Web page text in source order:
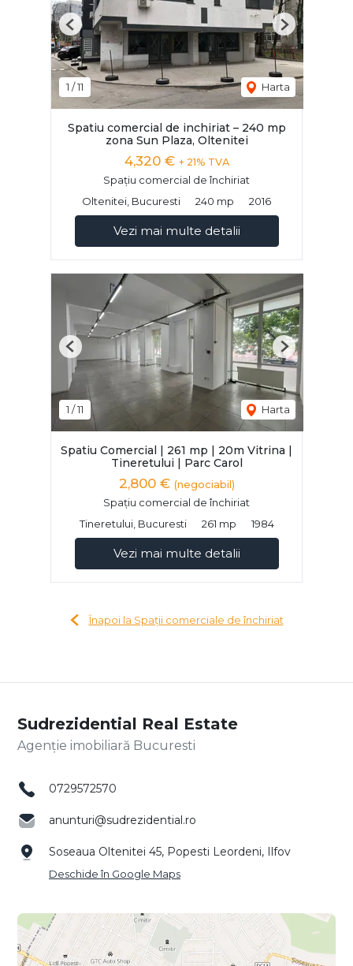
1 /11 Harta
Previous Next
Spatiu comercial de inchiriat – 240 mp
zona Sun Plaza, Oltenitei
4,320 € + 21% TVA
Spațiu comercial de închiriat
Oltenitei, Bucuresti
240 mp 2016
Vezi mai multe detalii
1 /11 Harta
Previous Next
Spatiu Comercial | 261 mp | 20m Vitrina |
Tineretului | Parc Carol
2,800 € (negociabil)
Spațiu comercial de închiriat
Tineretului, Bucuresti
261 mp 1984
Vezi mai multe detalii
Înapoi la Spații comerciale de închiriat
Sudrezidential Real Estate
Agenție imobiliară Bucuresti
0729572570
anunturi@sudrezidential.ro
Soseaua Oltenitei 45, Popesti Leordeni, Ilfov
Deschide în Google Maps